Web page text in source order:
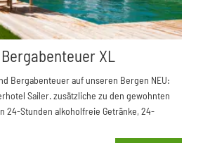
XL
Bergabenteuer auf unseren Bergen NEU:
Sailer. zusätzliche zu den gewohnten
24-Stunden alkoholfreie Getränke, 24-